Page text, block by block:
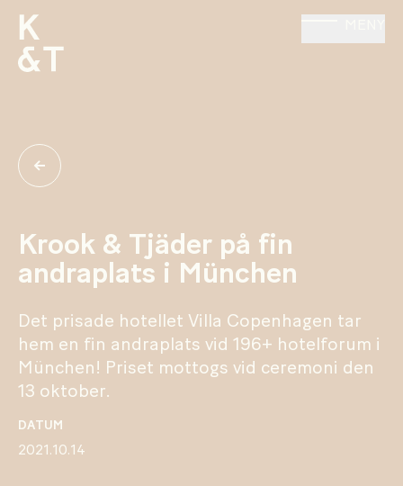
Krook & Tjäder på fin
andraplats i München
DATUM
2021.10.14
Det prisade hotellet Villa Copenhagen tar
hem en fin andraplats vid 196+ hotelforum i
München! Priset mottogs vid ceremoni den
13 oktober.